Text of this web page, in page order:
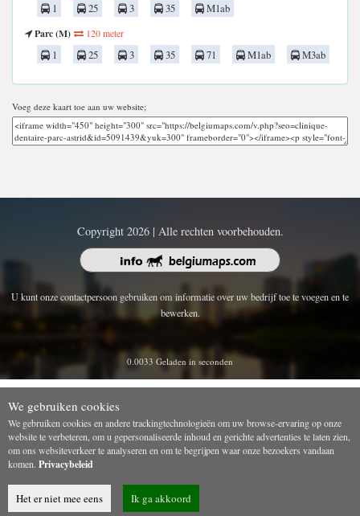
1 25 3 35
M1ab
Parc (M)
120 meter
1 25 3 35 71 M1ab M3ab
Voeg deze kaart toe aan uw website;
Copyright 2026 | Alle rechten voorbehouden.
U kunt onze contactpersoon gebruiken om informatie over uw bedrijf toe te voegen en te
bewerken.
0.0033 Geladen in seconden
We gebruiken cookies
We gebruiken cookies en andere trackingtechnologieën om uw browse-ervaring op onze
website te verbeteren, om u gepersonaliseerde inhoud en gerichte advertenties te laten zien,
om ons websiteverkeer te analyseren en om te begrijpen waar onze bezoekers vandaan
komen. Privacybeleid
Het er niet mee eens Ik ga akkoord